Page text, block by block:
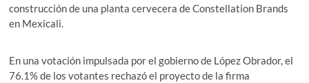
construcción de una planta cervecera de Constellation Brands
en Mexicali.
En una votación impulsada por el gobierno de López Obrador, el
76.1% de los votantes rechazó el proyecto de la firma